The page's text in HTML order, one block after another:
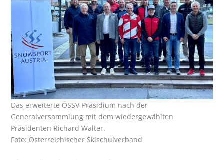
Das erweiterte ÖSSV-Präsidium nach der
Generalversammlung mit dem wiedergewählten
Präsidenten Richard Walter.
Foto: Österreichischer Skischulverband